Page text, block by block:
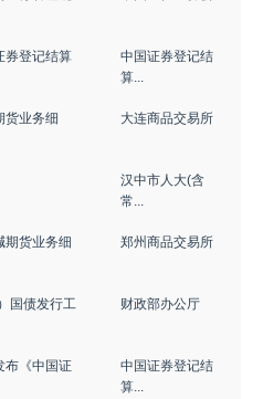
券登记结算
中国证券登记结
算...
货业务细
大连商品交易所
汉中市人大(含
常...
期货业务细
郑州商品交易所
国债发行工
财政部办公厅
布《中国证
中国证券登记结
算...